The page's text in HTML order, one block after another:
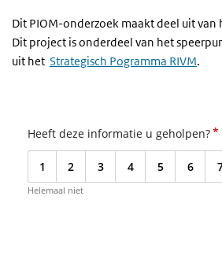
Dit PIOM-onderzoek maakt deel uit van
Dit project is onderdeel van het
uit het Strategisch Pogramma RIVM.
Heeft deze informatie u geholpen?*
1 2 3 4 5 6
Helemaal niet